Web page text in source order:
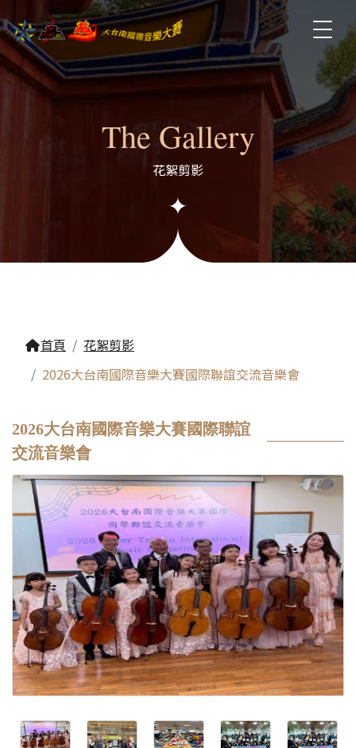
The Gallery
花絮剪影
首頁
花絮剪影
2026大台南國際音樂大賽國際聯誼交流音樂會
2026大台南國際音樂大賽國際聯誼
交流音樂會